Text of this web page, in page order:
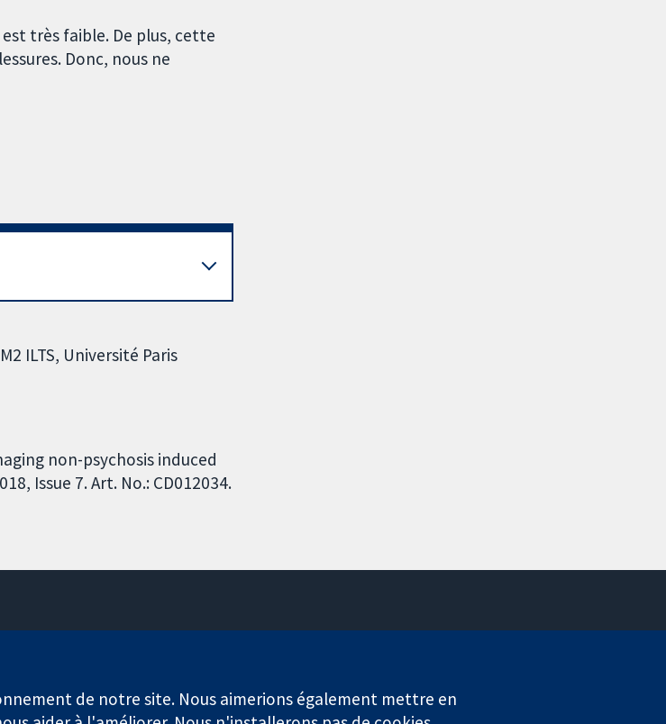
très faible. De plus, cette
Donc, nous ne
ILTS, Université Paris
non-psychosis induced
Issue 7. Art. No.: CD012034.
Service de presse
Qui sommes-nous
de notre site. Nous aimerions également mettre en